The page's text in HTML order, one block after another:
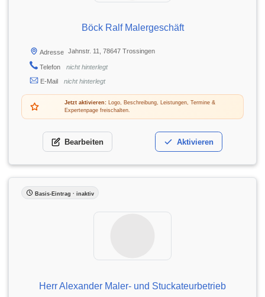
Böck Ralf Malergeschäft
Adresse Jahnstr. 11, 78647 Trossingen
Telefon
nicht hinterlegt
E-Mail
nicht hinterlegt
Jetzt aktivieren:Logo, Beschreibung, Leistungen, Termine &
Expertenpage freischalten.
Bearbeiten Aktivieren
Basis-Eintrag · inaktiv
Herr Alexander Maler- und Stuckateurbetrieb